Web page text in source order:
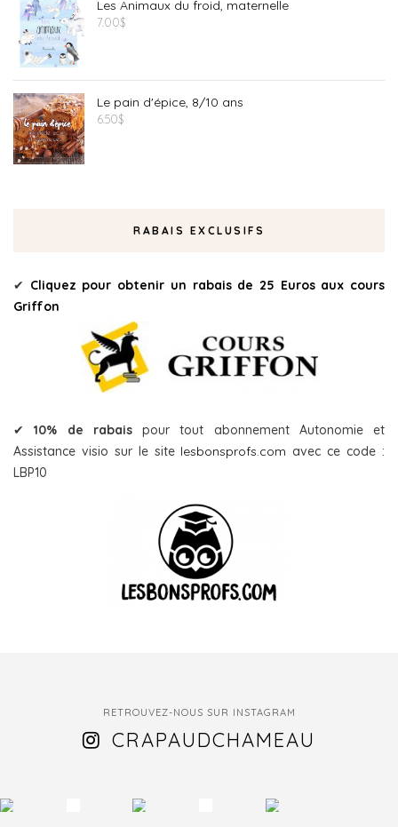
Les Animaux du froid, maternelle
7.00$
Le pain d'épice, 8/10 ans
6.50$
RABAIS EXCLUSIFS
✔ Cliquez pour obtenir un rabais de 25 Euros aux cours
Griffon
✔10% de rabaispour tout abonnement Autonomie et
Assistance visio sur le site lesbonsprofs.com avec ce code :
LBP10
RETROUVEZ-NOUS SUR INSTAGRAM
CRAPAUDCHAMEAU